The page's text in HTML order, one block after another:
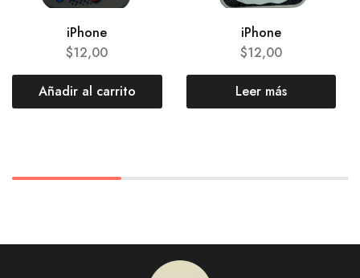
iPhone
$12,00
Añadir al carrito
iPhone
$12,00
Leer más